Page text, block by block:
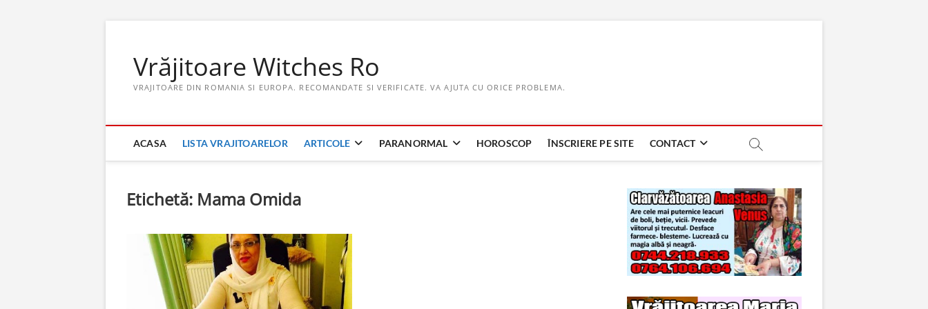
contentVrăjitoare Witches Ro
VRAJITOARE DIN ROMANIA SI EUROPA. RECOMANDATE SI VERIFICATE. VA AJUTA CU ORICE PROBLEMA.
ACASA LISTA VRAJITOARELOR ARTICOLE PARANORMAL HOROSCOP ÎNSCRIERE PE SITE CONTACT
Etichetă: Mama Omida